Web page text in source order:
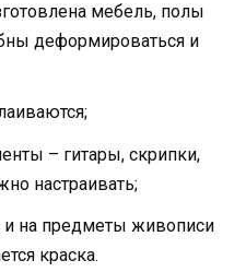
мебель, полы
деформироваться и
– гитары, скрипки,
настраивать;
и на предметы живописи
краска.